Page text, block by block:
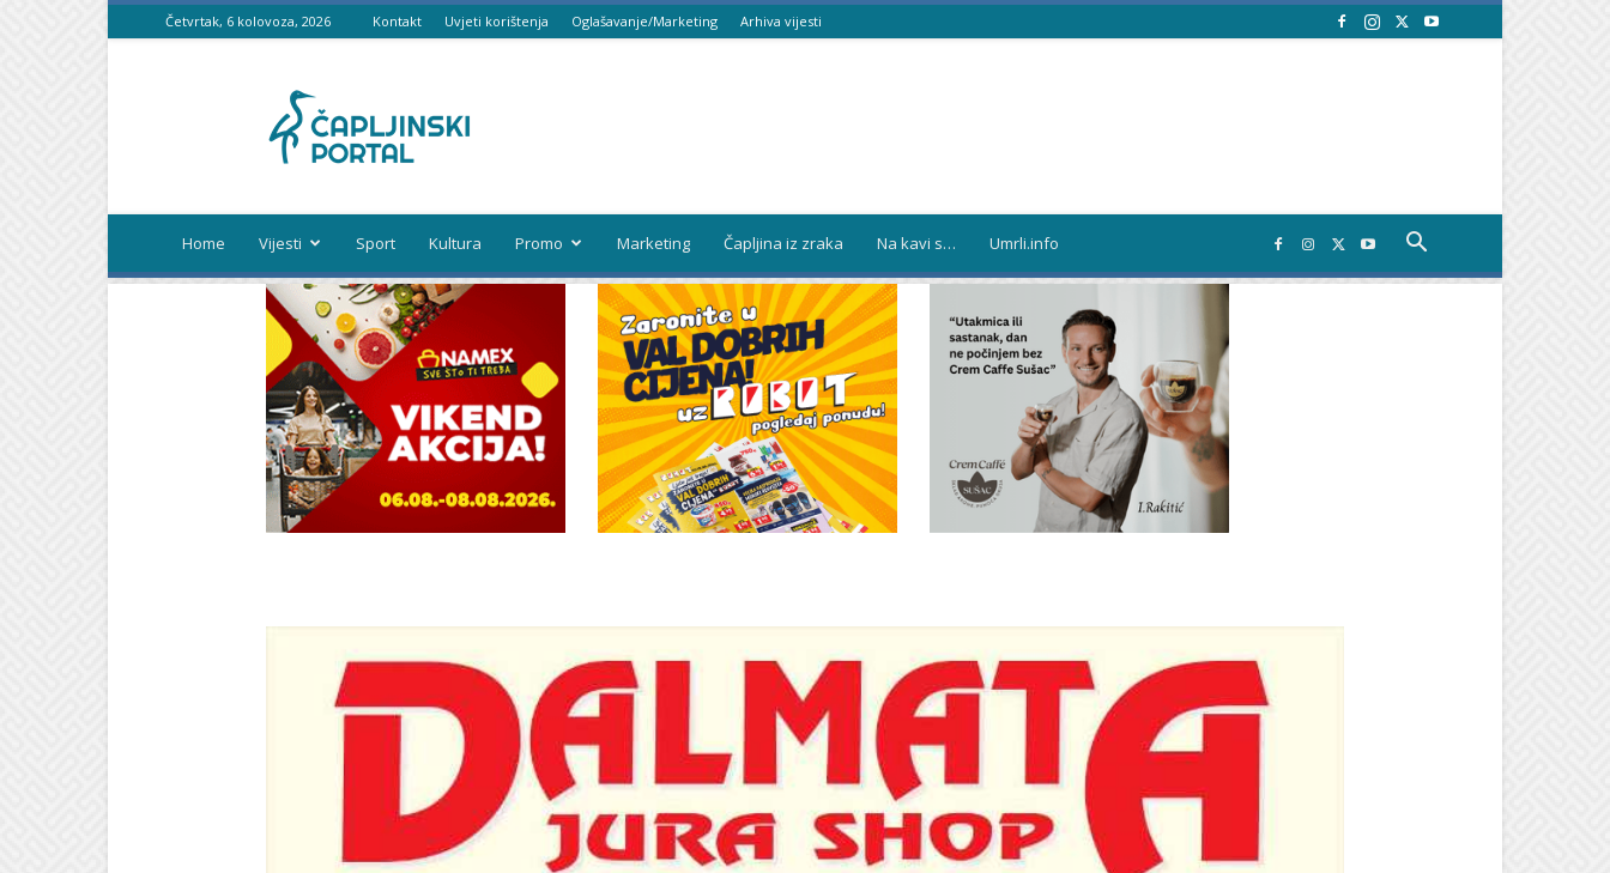
Četvrtak, 6 kolovoza, 2026 Kontakt Uvjeti korištenja Oglašavanje/Marketing Arhiva vijesti
portal
Home Vijesti Sport Kultura Promo Marketing Čapljina iz zraka Na kavi s… Umrli.info